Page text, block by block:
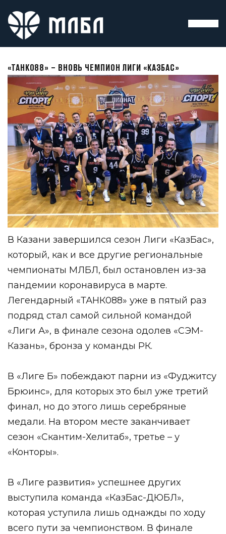
«ТАНК088» – ВНОВЬ ЧЕМПИОН ЛИГИ «КАЗБАС»
В Казани завершился сезон Лиги «КазБас»,
который, как и все другие региональные
чемпионаты МЛБЛ, был остановлен из-за
пандемии коронавируса в марте.
Легендарный «ТАНК088» уже в пятый раз
подряд стал самой сильной командой
«Лиги А», в финале сезона одолев «СЭМ-
Казань», бронза у команды РК.
В «Лиге Б» побеждают парни из «Фуджитсу
Брюинс», для которых это был уже третий
финал, но до этого лишь серебряные
медали. На втором месте заканчивает
сезон «Скантим-Хелитаб», третье – у
«Конторы».
В «Лиге развития» успешнее других
выступила команда «КазБас-ДЮБЛ»,
которая уступила лишь однажды по ходу
всего пути за чемпионством. В финале